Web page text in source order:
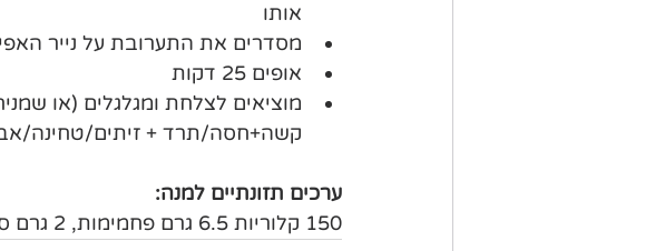
אותו
מסדרים את התערובת על נייר
אופים 25 דקות
מוציאים לצלחת ומגלגלים (או
קשה+חסה/תרד + זיתים/טחינה/
ערכים תזונתיים למנה:
150 קלוריות 6.5 גרם פחמימות, 2 גרם סיבים, 12.5 גרם חלבון ו-8.5 גרם שומן